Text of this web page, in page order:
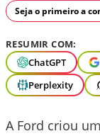
Seja o primeiro a
RESUMIR COM:
ChatGPT
Perplexity
A Ford criou